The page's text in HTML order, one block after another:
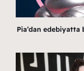
Pia’dan edebiyatta